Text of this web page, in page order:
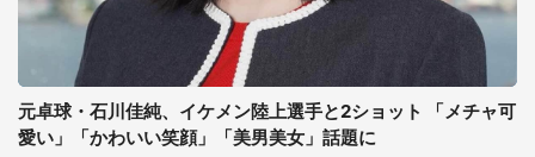
元卓球・石川佳純、イケメン陸上選手と2ショット 「メチャ可
愛い」「かわいい笑顔」「美男美女」話題に